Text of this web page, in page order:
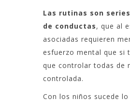
Las rutinas son
de conductas, que al
asociadas requieren
esfuerzo mental que si
que controlar todas de
controlada.
Con los niños sucede